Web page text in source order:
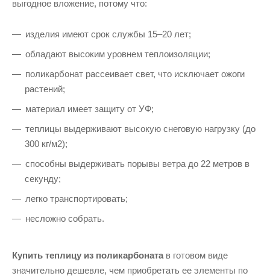
выгодное вложение, потому что:
изделия имеют срок службы 15–20 лет;
обладают высоким уровнем теплоизоляции;
поликарбонат рассеивает свет, что исключает ожоги
растений;
материал имеет защиту от УФ;
теплицы выдерживают высокую снеговую нагрузку (до
300 кг/м2);
способны выдерживать порывы ветра до 22 метров в
секунду;
легко транспортировать;
несложно собрать.
Купить теплицу из поликарбоната в готовом виде
значительно дешевле, чем приобретать ее элементы по